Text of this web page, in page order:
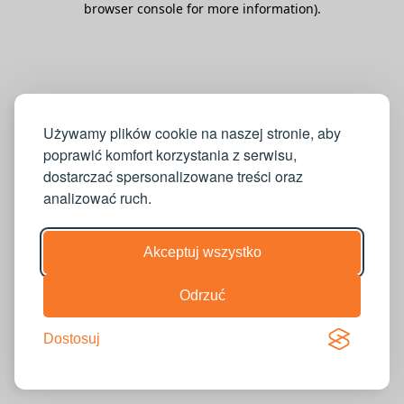
Używamy plików cookie na naszej stronie, aby
poprawić komfort korzystania z serwisu,
dostarczać spersonalizowane treści oraz
analizować ruch.
Akceptuj wszystko
Odrzuć
Dostosuj
browser console for more information).